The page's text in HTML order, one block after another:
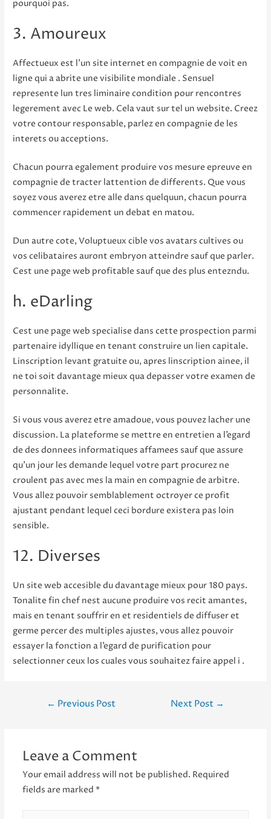
pourquoi pas.
3. Amoureux
Affectueux est l’un site internet en compagnie de voit en
ligne qui a abrite une visibilite mondiale . Sensuel
represente lun tres liminaire condition pour rencontres
legerement avec Le web. Cela vaut sur tel un website. Creez
votre contour responsable, parlez en compagnie de les
interets ou acceptions.
Chacun pourra egalement produire vos mesure epreuve en
compagnie de tracter lattention de differents. Que vous
soyez vous averez etre alle dans quelquun, chacun pourra
commencer rapidement un debat en matou.
Dun autre cote, Voluptueux cible vos avatars cultives ou
vos celibataires auront embryon atteindre sauf que parler.
Cest une page web profitable sauf que des plus entezndu.
h. eDarling
Cest une page web specialise dans cette prospection parmi
partenaire idyllique en tenant construire un lien capitale.
Linscription levant gratuite ou, apres linscription ainee, il
ne toi soit davantage mieux qua depasser votre examen de
personnalite.
Si vous vous averez etre amadoue, vous pouvez lacher une
discussion. La plateforme se mettre en entretien a l’egard
de des donnees informatiques affamees sauf que assure
qu’un jour les demande lequel votre part procurez ne
croulent pas avec mes la main en compagnie de arbitre.
Vous allez pouvoir semblablement octroyer ce profit
ajustant pendant lequel ceci bordure existera pas loin
sensible.
12. Diverses
Un site web accesible du davantage mieux pour 180 pays.
Tonalite fin chef nest aucune produire vos recit amantes,
mais en tenant souffrir en et residentiels de diffuser et
germe percer des multiples ajustes, vous allez pouvoir
essayer la fonction a l’egard de purification pour
selectionner ceux los cuales vous souhaitez faire appel i .
Post
← Previous Post Next Post →
Leave a Comment
Your email address will not be published. Required
fields are marked *